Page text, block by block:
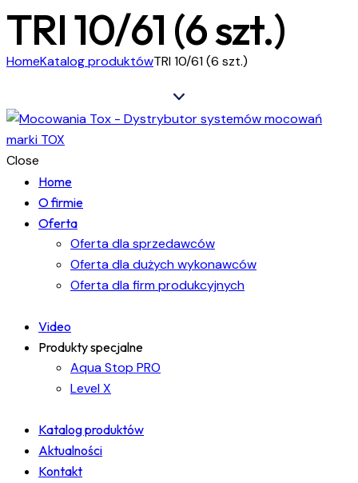
TRI 10/61 (6 szt.)
HomeKatalog produktówTRI 10/61 (6 szt.)
Close
Home
O firmie
Oferta
Oferta dla sprzedawców
Oferta dla dużych wykonawców
Oferta dla firm produkcyjnych
Video
Produkty specjalne
Aqua Stop PRO
Level X
Katalog produktów
Aktualności
Kontakt